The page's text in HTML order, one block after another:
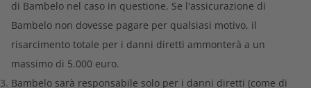
di Bambelo nel caso in questione. Se l'assicurazione di
Bambelo non dovesse pagare per qualsiasi motivo, il
risarcimento totale per i danni diretti ammonterà a un
massimo di 5.000 euro.
Bambelo sarà responsabile solo per i danni diretti (come di